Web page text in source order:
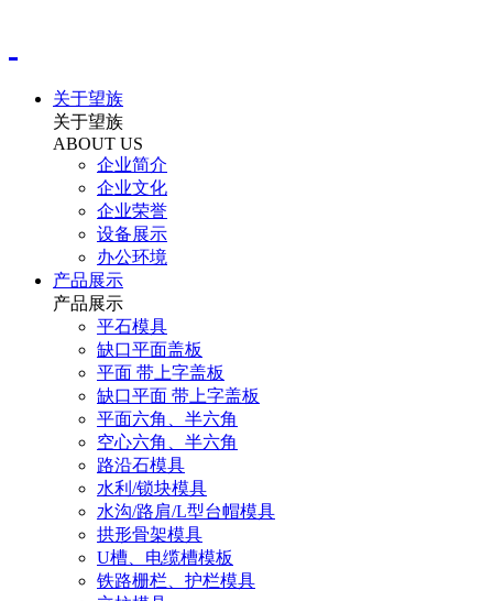
关于望族
关于望族
ABOUT US
企业简介
企业文化
企业荣誉
设备展示
办公环境
产品展示
产品展示
平石模具
缺口平面盖板
平面 带上字盖板
缺口平面 带上字盖板
平面六角、半六角
空心六角、半六角
路沿石模具
水利/锁块模具
水沟/路肩/L型台帽模具
拱形骨架模具
U槽、电缆槽模板
铁路栅栏、护栏模具